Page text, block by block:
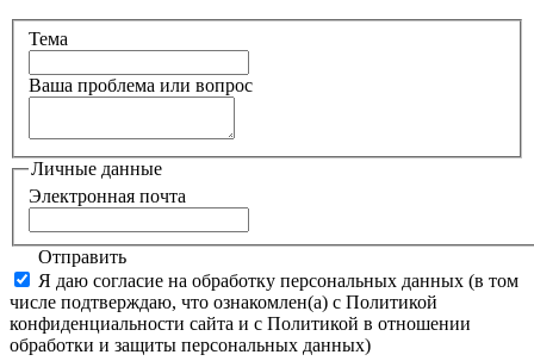
Тема
Ваша проблема или вопрос
Личные данные
Электронная почта
Отправить
Я даю согласие на обработку персональных данных (в том
числе подтверждаю, что ознакомлен(а) с Политикой
конфиденциальности сайта и с Политикой в отношении
обработки и защиты персональных данных)